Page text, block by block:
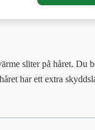
sliter på håret. Du
har ett extra